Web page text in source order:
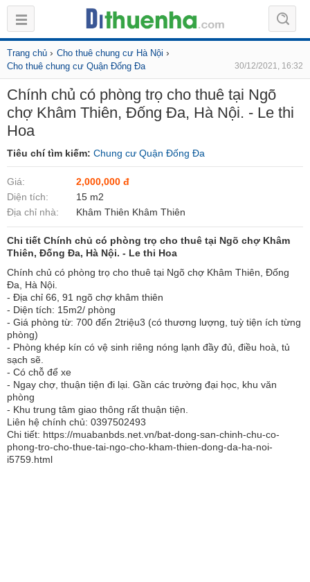
Trang chủ › Cho thuê chung cư Hà Nội ›
Cho thuê chung cư Quận Đống Đa 30/12/2021, 16:32
Chính chủ có phòng trọ cho thuê tại Ngõ
chợ Khâm Thiên, Đống Đa, Hà Nội. - Le thi
Hoa
Tiêu chí tìm kiếm: Chung cư Quận Đống Đa
Giá:
2,000,000 đ
Diện tích:
15 m2
Địa chỉ nhà:
Khâm Thiên Khâm Thiên
Chi tiết Chính chủ có phòng trọ cho thuê tại Ngõ chợ Khâm
Thiên, Đống Đa, Hà Nội. - Le thi Hoa
Chính chủ có phòng trọ cho thuê tại Ngõ chợ Khâm Thiên, Đống
Đa, Hà Nội.
- Địa chỉ 66, 91 ngõ chợ khâm thiên
- Diện tích: 15m2/ phòng
- Giá phòng từ: 700 đến 2triệu3 (có thương lượng, tuỳ tiện ích từng
phòng)
- Phòng khép kín có vệ sinh riêng nóng lạnh đầy đủ, điều hoà, tủ
sạch sẽ.
- Có chỗ để xe
- Ngay chợ, thuận tiện đi lại. Gần các trường đại học, khu văn
phòng
- Khu trung tâm giao thông rất thuận tiện.
Liên hệ chính chủ: 0397502493
Chi tiết: https://muabanbds.net.vn/bat-dong-san-chinh-chu-co-
phong-tro-cho-thue-tai-ngo-cho-kham-thien-dong-da-ha-noi-
i5759.html